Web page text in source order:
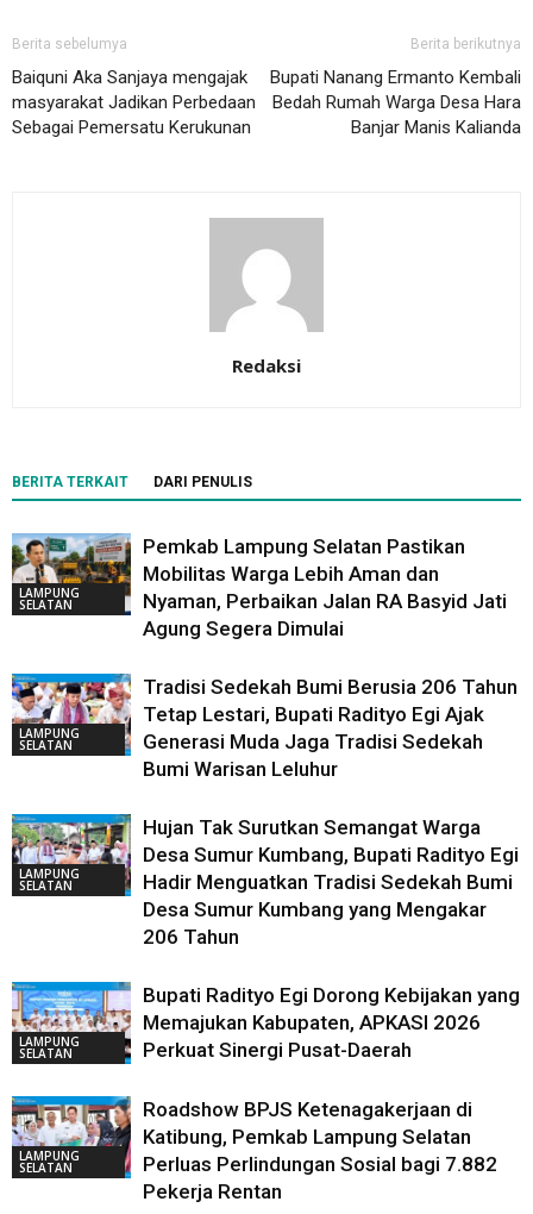
Berita sebelumya
Baiquni Aka Sanjaya mengajak
masyarakat Jadikan Perbedaan
Sebagai Pemersatu Kerukunan
Berita berikutnya
Bupati Nanang Ermanto Kembali
Bedah Rumah Warga Desa Hara
Banjar Manis Kalianda
Redaksi
BERITA TERKAIT DARI PENULIS
LAMPUNG
SELATAN
Pemkab Lampung Selatan Pastikan
Mobilitas Warga Lebih Aman dan
Nyaman, Perbaikan Jalan RA Basyid Jati
Agung Segera Dimulai
LAMPUNG
SELATAN
Tradisi Sedekah Bumi Berusia 206 Tahun
Tetap Lestari, Bupati Radityo Egi Ajak
Generasi Muda Jaga Tradisi Sedekah
Bumi Warisan Leluhur
LAMPUNG
SELATAN
Hujan Tak Surutkan Semangat Warga
Desa Sumur Kumbang, Bupati Radityo Egi
Hadir Menguatkan Tradisi Sedekah Bumi
Desa Sumur Kumbang yang Mengakar
206 Tahun
LAMPUNG
SELATAN
Bupati Radityo Egi Dorong Kebijakan yang
Memajukan Kabupaten, APKASI 2026
Perkuat Sinergi Pusat-Daerah
LAMPUNG
SELATAN
Roadshow BPJS Ketenagakerjaan di
Katibung, Pemkab Lampung Selatan
Perluas Perlindungan Sosial bagi 7.882
Pekerja Rentan